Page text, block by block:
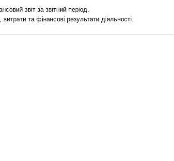
звіт за звітний період.
та фінансові результати діяльності.